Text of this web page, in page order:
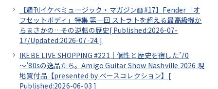
【週刊イケベミュージック・マガジン📖#17】Fender「オ
フセットボディ」特集 第一回 ストラトを超える最高級機か
らまさかの…その逆転の歴史[ Published:2026-07-
17/Updated:2026-07-24 ]
IKEBE LIVE SHOPPING #221｜個性と歴史を宿した’70
～’80sの逸品たち。Amigo Guitar Show Nashville 2026 現
地買付品【presented by ベースコレクション】[
Published:2026-06-03 ]